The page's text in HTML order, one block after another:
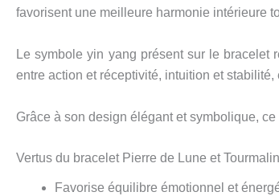
favorisent une meilleure harmonie intérieure
Le symbole yin yang présent sur le bracelet
entre action et réceptivité, intuition et stabilité,
Grâce à son design élégant et symbolique,
Vertus du bracelet Pierre de Lune et
Favorise équilibre émotionnel et